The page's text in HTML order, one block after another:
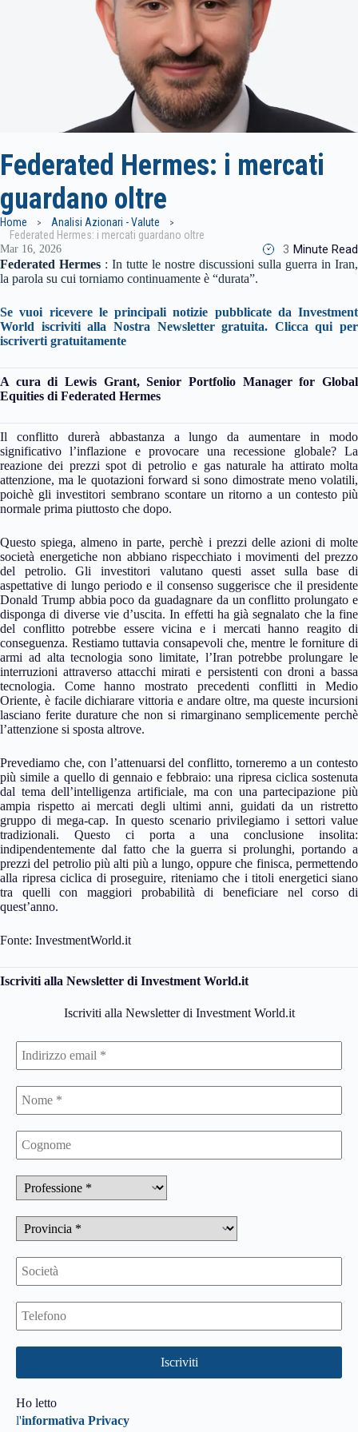
Federated Hermes: i mercati
guardano oltre
Home
Analisi Azionari - Valute
Federated Hermes: i mercati guardano oltre
Mar 16, 2026 3 Minute Read
Federated Hermes : In tutte le nostre discussioni sulla guerra in Iran,
la parola su cui torniamo continuamente è “durata”.
Se vuoi ricevere le principali notizie pubblicate da Investment
World iscriviti alla Nostra Newsletter gratuita. Clicca qui per
iscriverti gratuitamente
A cura di Lewis Grant, Senior Portfolio Manager for Global
Equities di Federated Hermes
Il conflitto durerà abbastanza a lungo da aumentare in modo
significativo l’inflazione e provocare una recessione globale? La
reazione dei prezzi spot di petrolio e gas naturale ha attirato molta
attenzione, ma le quotazioni forward si sono dimostrate meno volatili,
poichè gli investitori sembrano scontare un ritorno a un contesto più
normale prima piuttosto che dopo.
Questo spiega, almeno in parte, perchè i prezzi delle azioni di molte
società energetiche non abbiano rispecchiato i movimenti del prezzo
del petrolio. Gli investitori valutano questi asset sulla base di
aspettative di lungo periodo e il consenso suggerisce che il presidente
Donald Trump abbia poco da guadagnare da un conflitto prolungato e
disponga di diverse vie d’uscita. In effetti ha già segnalato che la fine
del conflitto potrebbe essere vicina e i mercati hanno reagito di
conseguenza. Restiamo tuttavia consapevoli che, mentre le forniture di
armi ad alta tecnologia sono limitate, l’Iran potrebbe prolungare le
interruzioni attraverso attacchi mirati e persistenti con droni a bassa
tecnologia. Come hanno mostrato precedenti conflitti in Medio
Oriente, è facile dichiarare vittoria e andare oltre, ma queste incursioni
lasciano ferite durature che non si rimarginano semplicemente perchè
l’attenzione si sposta altrove.
Prevediamo che, con l’attenuarsi del conflitto, torneremo a un contesto
più simile a quello di gennaio e febbraio: una ripresa ciclica sostenuta
dal tema dell’intelligenza artificiale, ma con una partecipazione più
ampia rispetto ai mercati degli ultimi anni, guidati da un ristretto
gruppo di mega-cap. In questo scenario privilegiamo i settori value
tradizionali. Questo ci porta a una conclusione insolita:
indipendentemente dal fatto che la guerra si prolunghi, portando a
prezzi del petrolio più alti più a lungo, oppure che finisca, permettendo
alla ripresa ciclica di proseguire, riteniamo che i titoli energetici siano
tra quelli con maggiori probabilità di beneficiare nel corso di
quest’anno.
Fonte: InvestmentWorld.it
Iscriviti alla Newsletter di Investment World.it
Iscriviti alla Newsletter di Investment World.it
Ho letto
l'informativa Privacy